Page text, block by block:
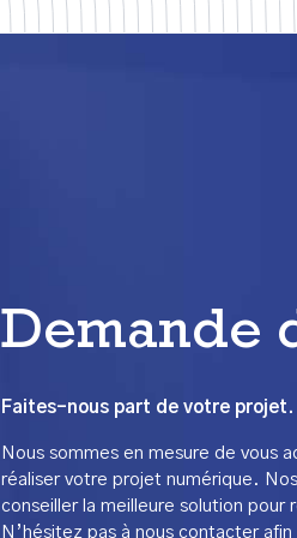
Demande
Faites-nous part de votre projet.
Nous sommes en mesure de vous
réaliser votre projet numérique.
conseiller la meilleure solution pour
N’hésitez pas à nous contacter